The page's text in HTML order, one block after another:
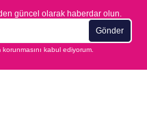
güncel olarak haberdar olun.
Gönder
korunmasını kabul ediyorum.